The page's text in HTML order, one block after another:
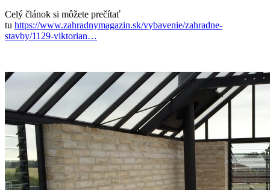
Celý článok si môžete prečítať
tu https://www.zahradnymagazin.sk/vybavenie/zahradne-
stavby/1129-viktorian…